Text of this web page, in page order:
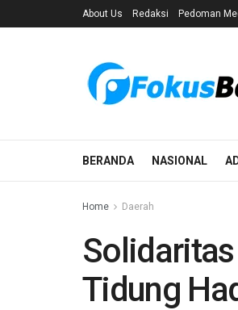
About Us Redaksi Pedoman
BERANDA NASIONAL
Home Daerah
Tidung